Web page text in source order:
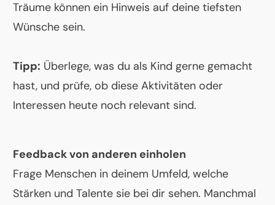
Träume können ein Hinweis auf deine tiefsten
Wünsche sein.
Tipp: Überlege, was du als Kind gerne gemacht
hast, und prüfe, ob diese Aktivitäten oder
Interessen heute noch relevant sind.
Feedback von anderen einholen
Frage Menschen in deinem Umfeld, welche
Stärken und Talente sie bei dir sehen. Manchmal